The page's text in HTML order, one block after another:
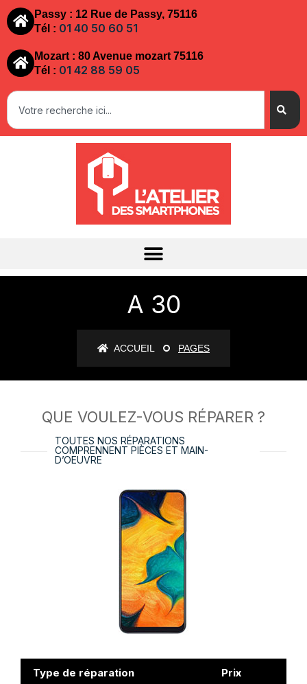
Passy : 12 Rue de Passy, 75116
Tél : 01 40 50 60 51
Mozart : 80 Avenue mozart 75116
Tél : 01 42 88 59 05
A 30
ACCUEIL PAGES
QUE VOULEZ-VOUS RÉPARER ?
TOUTES NOS RÉPARATIONS
COMPRENNENT PIÈCES ET MAIN-
D’OEUVRE
Type de réparation
Prix